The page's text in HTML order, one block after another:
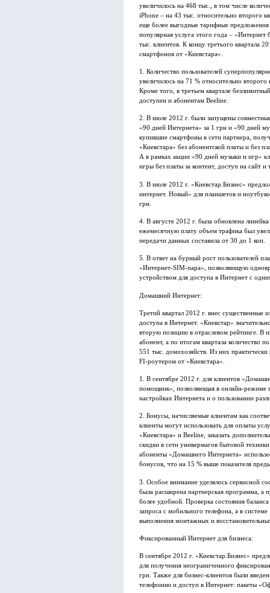
увеличилось на 468 тыс., в том числе
iPhone – на 43 тыс. относительно второго
еще более выгодные тарифные предложения
популярная услуга этого года –
тыс. клиентов. К концу третього квартала
смартфонов от «Киевстара».
1. Количество пользователей
увеличилось на 71 % относительно
Кроме того, в третьем квартале
доступен и абонентам Beeline.
2. В июле 2012 г. были запущены
«90 дней Интернета» за 1 грн и «90 дней
купившие смартфоны в сети партнера,
«Киевстара» без абонентской платы и без
А в рамках акции «90 дней музыки и игр»
игры без платы за контент, доступ на сайт и
3. В июле 2012 г. «Киевстар.Бизнес»
интернет. Новый» для планшетов и
грн.
4. В августе 2012 г. была обновлена
ежемесячную плату объем трафика был
передачи данных составила от 30 до 1 коп.
5. В ответ на бурный рост пользователей
«Интернет-SIM-пара», позволяющую
устройством для доступа в Интернет с
Домашний Интернет:
Третий квартал 2012 г. внес существенные
доступа в Интернет. «Киевстар»
вторую позицию в отраслевом рейтинге.
абонент, а по итогам квартала количество
551 тыс. домохозяйств. Из них
FI-роутером от «Киевстара».
1. В сентябре 2012 г. для клиентов
помощник», позволяющая в онлайн-режиме
настройках Интернета и о пользовании
2. Бонусы, начисляемые клиентам как
клиенты могут использовать для оплаты
«Киевстара» и Beeline, заказать
скидки в сети универмагов бытовой
абоненты «Домашнего Интернета»
бонусов, что на 15 % выше показателя
3. Особое внимание уделялось сервисной
была расширена партнерская программа, а
более удобной. Проверка состояния
запроса с мобильного телефона, а в
выполнения монтажных и
Фиксированный Интернет для бизнеса:
В сентябре 2012 г. «Киевстар.Бизнес»
для получения неограниченного
грн. Также для бизнес-клиентов были
телефонию и доступ в Интернет: пакеты